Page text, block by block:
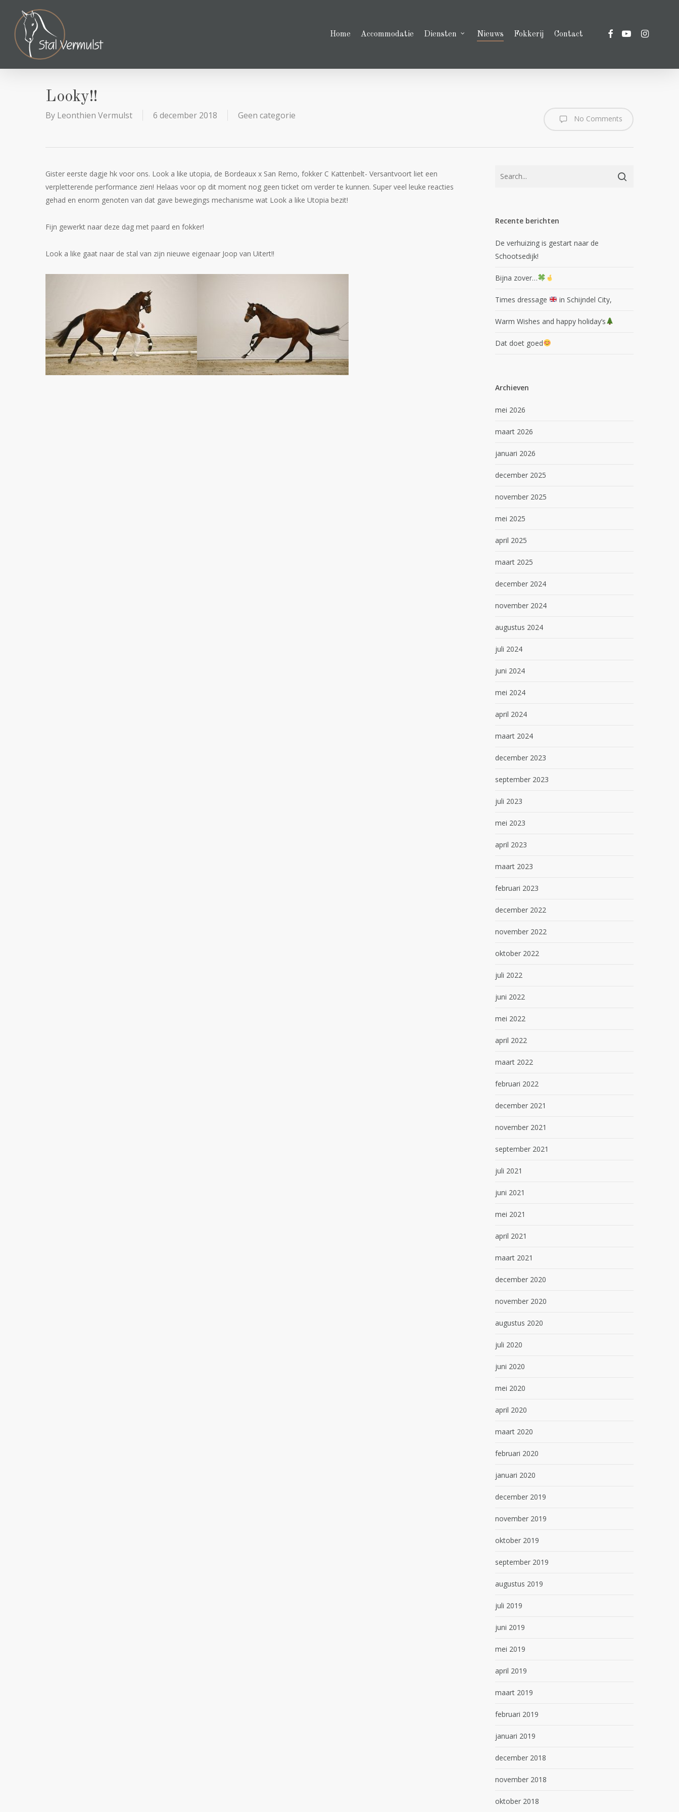
main
content
Home Accommodatie Diensten Nieuws Fokkerij Contact facebookyoutubeinstagram
Looky!!
By Leonthien Vermulst 6 december 2018 Geen categorie No Comments
Gister eerste dagje hk voor ons. Look a like utopia, de Bordeaux x San Remo, fokker C Kattenbelt- Versantvoort liet een
verpletterende performance zien! Helaas voor op dit moment nog geen ticket om verder te kunnen. Super veel leuke reacties
gehad en enorm genoten van dat gave bewegings mechanisme wat Look a like Utopia bezit!
Fijn gewerkt naar deze dag met paard en fokker!
Look a like gaat naar de stal van zijn nieuwe eigenaar Joop van Uitert!!
Recente berichten
De verhuizing is gestart naar de
Schootsedijk!
Bijna zover…
Times dressage in Schijndel City,
Warm Wishes and happy holiday’s
Dat doet goed
Archieven
mei 2026
maart 2026
januari 2026
december 2025
november 2025
mei 2025
april 2025
maart 2025
december 2024
november 2024
augustus 2024
juli 2024
juni 2024
mei 2024
april 2024
maart 2024
december 2023
september 2023
juli 2023
mei 2023
april 2023
maart 2023
februari 2023
december 2022
november 2022
oktober 2022
juli 2022
juni 2022
mei 2022
april 2022
maart 2022
februari 2022
december 2021
november 2021
september 2021
juli 2021
juni 2021
mei 2021
april 2021
maart 2021
december 2020
november 2020
augustus 2020
juli 2020
juni 2020
mei 2020
april 2020
maart 2020
februari 2020
januari 2020
december 2019
november 2019
oktober 2019
september 2019
augustus 2019
juli 2019
juni 2019
mei 2019
april 2019
maart 2019
februari 2019
januari 2019
december 2018
november 2018
oktober 2018